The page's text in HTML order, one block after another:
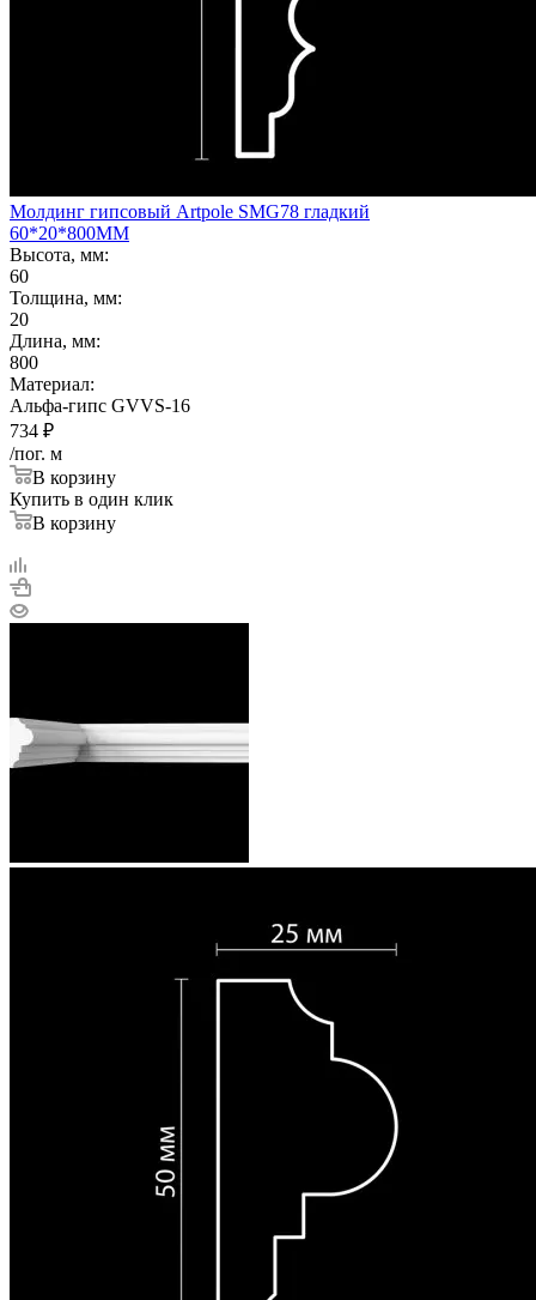
Молдинг гипсовый Artpole SMG78 гладкий
60*20*800ММ
Высота, мм:
60
Толщина, мм:
20
Длина, мм:
800
Материал:
Альфа-гипс GVVS-16
734 ₽
/пог. м
В корзину
Купить в один клик
В корзину